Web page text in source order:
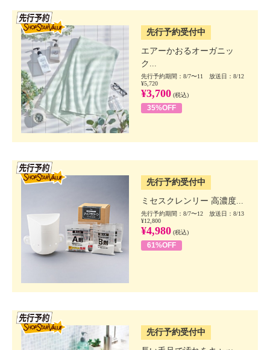
先行予約受付中
エアーかおるオーガニッ
ク...
先行予約期間：8/7〜11 放送日：8/12
¥5,720
¥3,700 (税込)
35%OFF
先行予約受付中
ミセスクレンリー 高濃度...
先行予約期間：8/7〜12 放送日：8/13
¥12,800
¥4,980 (税込)
61%OFF
先行予約受付中